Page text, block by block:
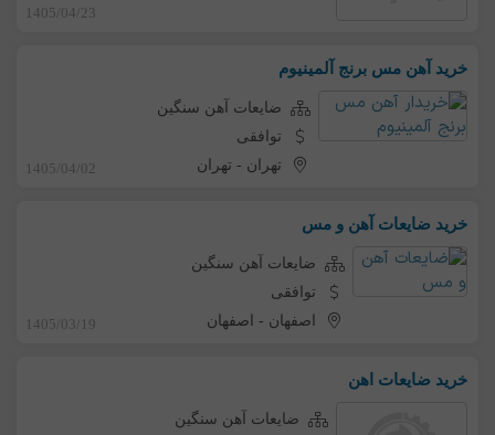
1405/04/23
خرید آهن مس برنج آلمینیوم
ضایعات آهن سنگین
توافقی
تهران -تهران 1405/04/02
خرید ضایعات آهن و مس
ضایعات آهن سنگین
توافقی
اصفهان - اصفهان 1405/03/19
خرید ضایعات اهن
ضایعات آهن سنگین